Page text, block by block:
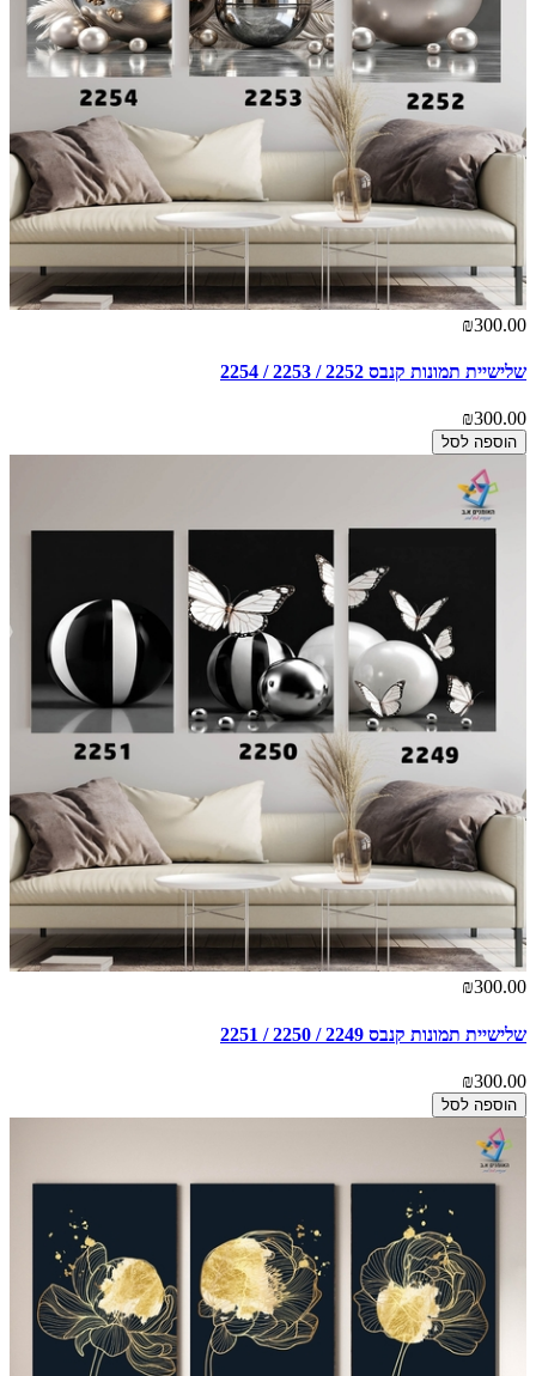
₪300.00
שלישיית תמונות קנבס 2252 / 2253 / 2254
₪300.00
הוספה לסל
₪300.00
שלישיית תמונות קנבס 2249 / 2250 / 2251
₪300.00
הוספה לסל